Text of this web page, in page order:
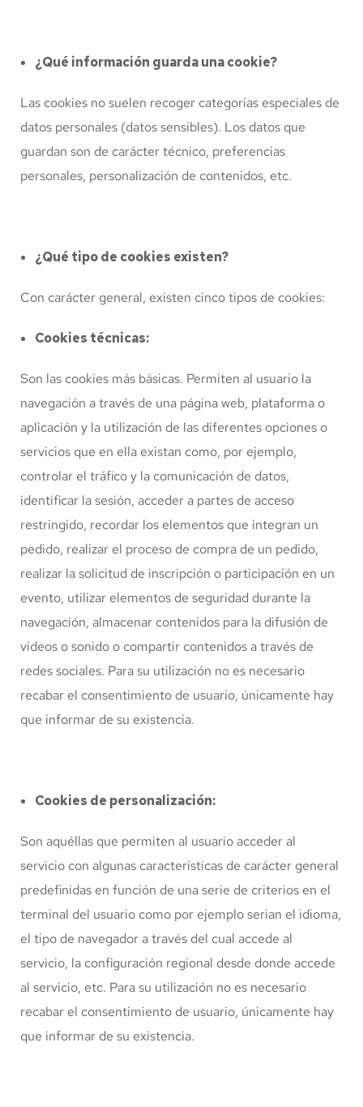
¿Qué información guarda una cookie?
Las cookies no suelen recoger categorías especiales de
datos personales (datos sensibles). Los datos que
guardan son de carácter técnico, preferencias
personales, personalización de contenidos, etc.
¿Qué tipo de cookies existen?
Con carácter general, existen cinco tipos de cookies:
Cookies técnicas:
Son las cookies más básicas. Permiten al usuario la
navegación a través de una página web, plataforma o
aplicación y la utilización de las diferentes opciones o
servicios que en ella existan como, por ejemplo,
controlar el tráfico y la comunicación de datos,
identificar la sesión, acceder a partes de acceso
restringido, recordar los elementos que integran un
pedido, realizar el proceso de compra de un pedido,
realizar la solicitud de inscripción o participación en un
evento, utilizar elementos de seguridad durante la
navegación, almacenar contenidos para la difusión de
videos o sonido o compartir contenidos a través de
redes sociales. Para su utilización no es necesario
recabar el consentimiento de usuario, únicamente hay
que informar de su existencia.
Cookies de personalización:
Son aquéllas que permiten al usuario acceder al
servicio con algunas características de carácter general
predefinidas en función de una serie de criterios en el
terminal del usuario como por ejemplo serian el idioma,
el tipo de navegador a través del cual accede al
servicio, la configuración regional desde donde accede
al servicio, etc. Para su utilización no es necesario
recabar el consentimiento de usuario, únicamente hay
que informar de su existencia.